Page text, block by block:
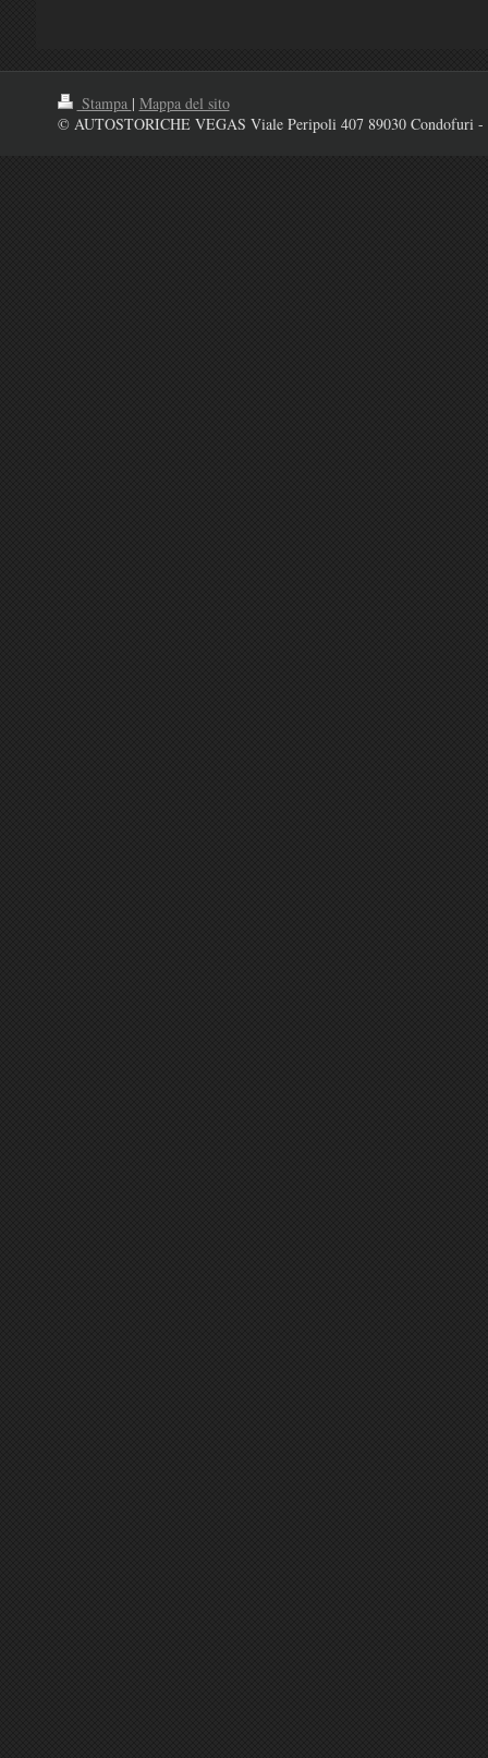
Stampa | Mappa del sito
© AUTOSTORICHE VEGAS Viale Peripoli 407 89030 Condofuri -